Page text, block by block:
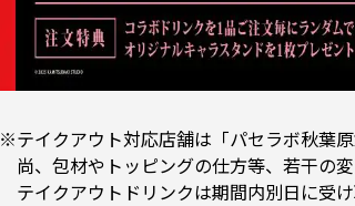
※テイクアウト対応店舗は「パセラボ秋葉原
尚、包材やトッピングの仕方等、若干の変
テイクアウトドリンクは期間内別日に受け